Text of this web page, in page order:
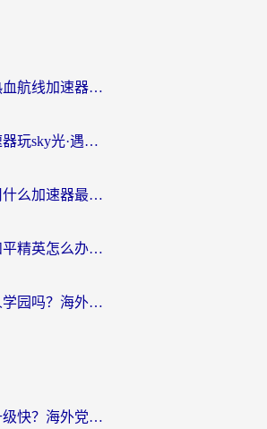
苹果手机航海王热血航线加速器从哪开启？海外玩家国服畅玩全攻略
在国外用什么加速器玩sky光·遇？海外玩家国服畅玩终极指南（附魔兽世界狂暴传奇解决方案）
国外玩国服剑灵用什么加速器最好？2026海外玩家亲测指南（附魔兽世界怀旧服精灵之境加速技巧）
在比利时打不开和平精英怎么办？留学生亲测有效的国服游戏加速方案
在欧洲可以打非人学园吗？海外党国服游戏不卡顿的终极指南
归雁加速器怎么升级快？海外党无缝访问国内资源的全攻略（附免费VPN推荐Dcard热门款）